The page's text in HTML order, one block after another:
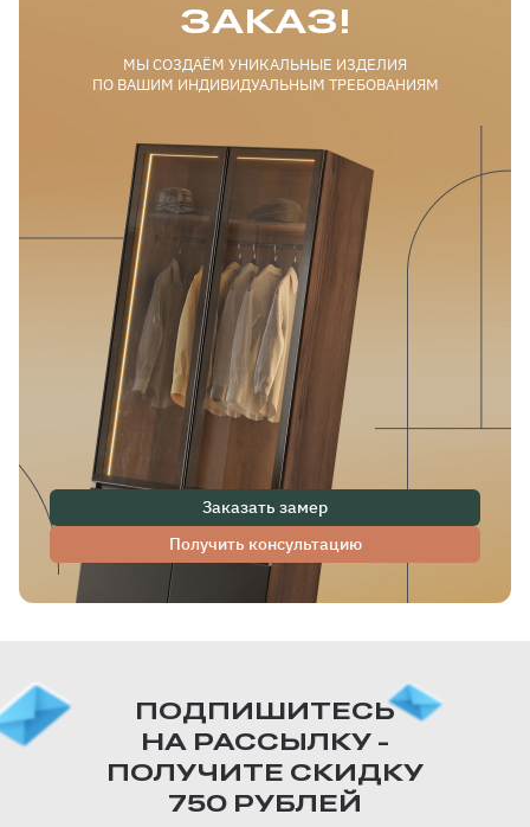
ЗАКАЗ!
МЫ СОЗДАЁМ УНИКАЛЬНЫЕ ИЗДЕЛИЯ
ПО ВАШИМ ИНДИВИДУАЛЬНЫМ ТРЕБОВАНИЯМ
Заказать замер
Получить консультацию
ПОДПИШИТЕСЬ
НА РАССЫЛКУ -
ПОЛУЧИТЕ СКИДКУ
750 РУБЛЕЙ